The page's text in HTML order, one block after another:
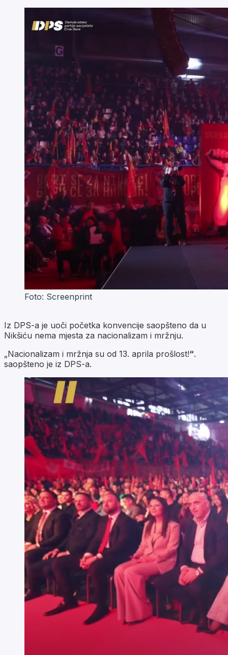
Foto: Screenprint
Iz DPS-a je uoči početka konvencije saopšteno da u
Nikšiću nema mjesta za nacionalizam i mržnju.
„Nacionalizam i mržnja su od 13. aprila prošlost!“.
saopšteno je iz DPS-a.